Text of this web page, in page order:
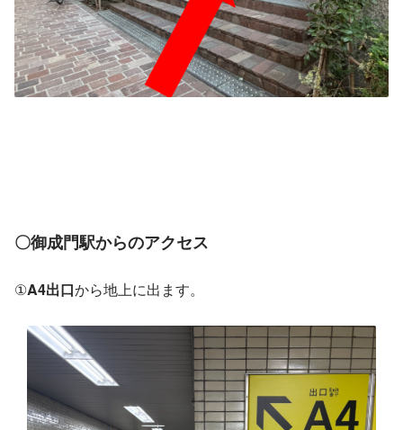
〇御成門駅からのアクセス
①A4出口から地上に出ます。